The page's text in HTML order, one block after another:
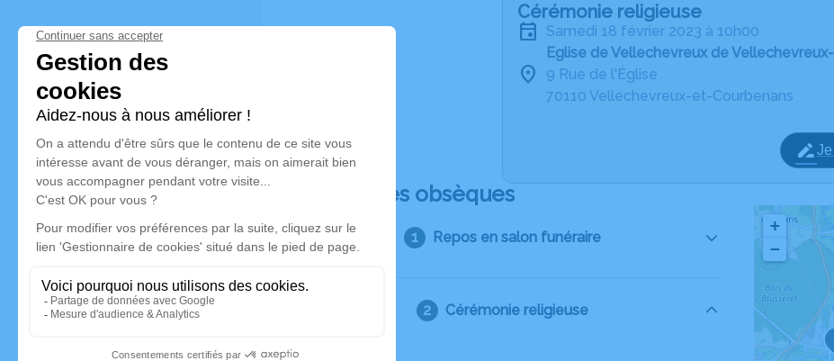
Cérémonie religieuse
samedi 18 février 2023 à 10h00
Eglise de Vellechevreux de
9 Rue de l'Église
70110 Vellechevreux-et-Courbenans
Déroulé des obsèques
Repos en salon funéraire
Cérémonie religieuse
+
−